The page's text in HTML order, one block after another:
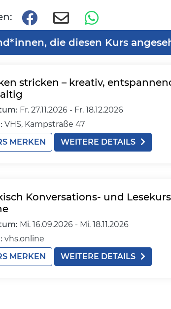
die diesen Kurs
stricken – kreativ,
Fr. 27.11.2026 - Fr. 18.12.2026
VHS, Kampstraße 47
MERKEN
WEITERE DETAILS
Konversations- und Lesekurs
Mi. 16.09.2026 - Mi. 18.11.2026
vhs.online
MERKEN
WEITERE DETAILS